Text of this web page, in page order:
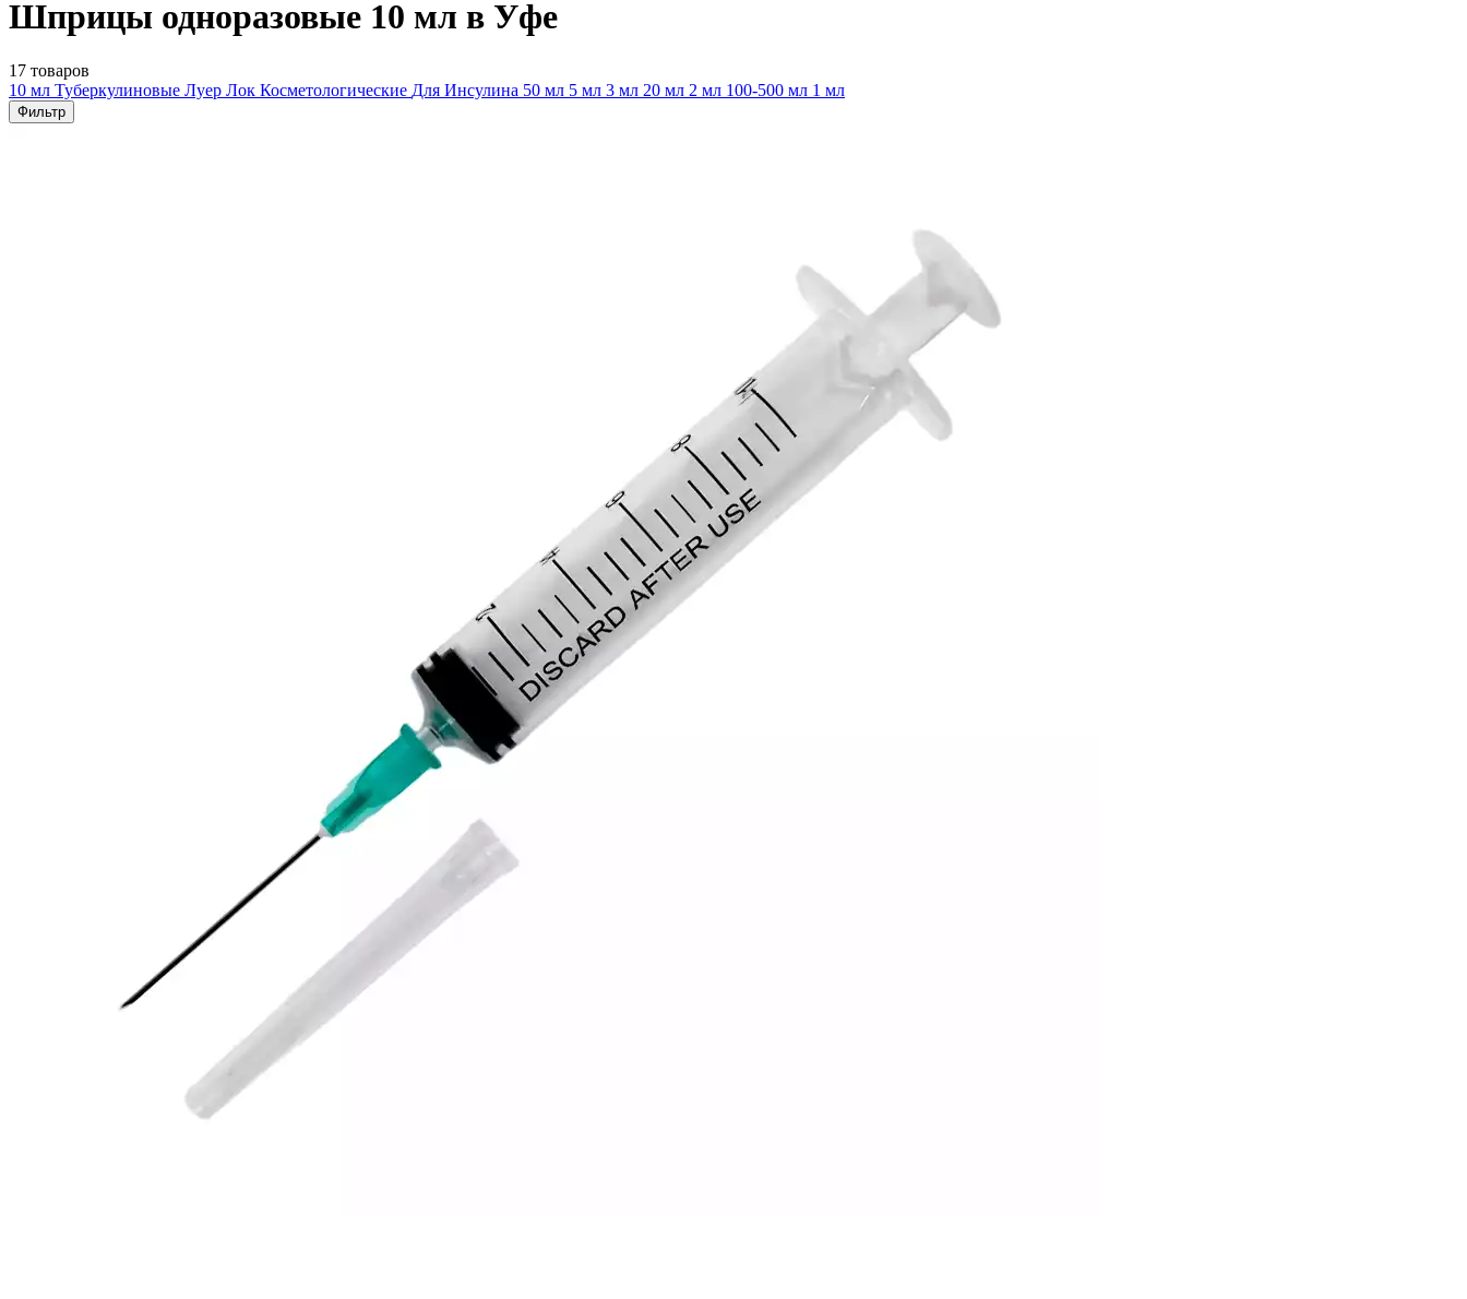
Шприцы одноразовые 10 мл в Уфе
17 товаров
10 мл Туберкулиновые Луер Лок Косметологические Для Инсулина 50 мл 5 мл 3 мл 20 мл 2 мл 100-500 мл 1 мл
Фильтр